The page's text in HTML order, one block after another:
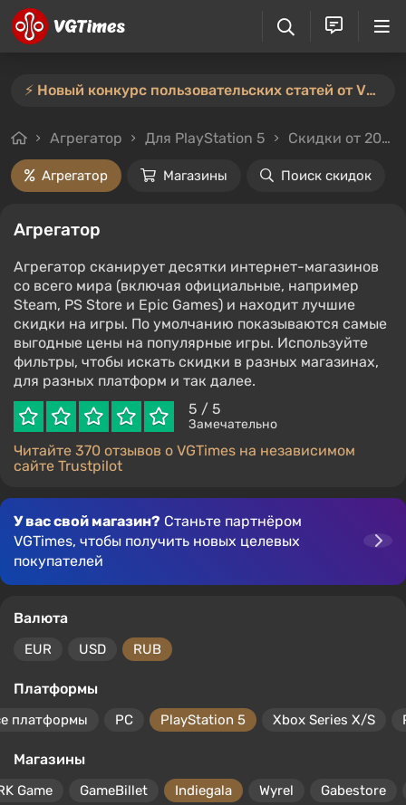
⚡️ Новый конкурс пользовательских статей от VGTimes — участвуйте тут ⚡️
Агрегатор Для PlayStation 5 Скидки от 20%
Агрегатор Магазины Поиск скидок
Агрегатор
Агрегатор сканирует десятки интернет-магазинов
со всего мира (включая официальные, например
Steam, PS Store и Epic Games) и находит лучшие
скидки на игры. По умолчанию показываются самые
выгодные цены на популярные игры. Используйте
фильтры, чтобы искать скидки в разных магазинах,
для разных платформ и так далее.
5 / 5
Замечательно
Читайте 370 отзывов о VGTimes на независимом
сайте Trustpilot
У вас свой магазин? Станьте партнёром
VGTimes, чтобы получить новых целевых
покупателей
Валюта
EUR USD RUB
Платформы
платформы PC PlayStation 5 Xbox Series X/S
Магазины
Game GameBillet Indiegala Wyrel Gabestore